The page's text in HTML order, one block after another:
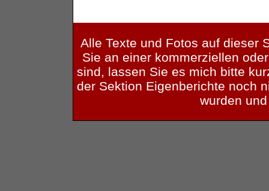
Alle Texte und Fotos auf dieser
Sie an einer kommerziellen
sind, lassen Sie es mich bitte
der Sektion Eigenberichte noch
wurden